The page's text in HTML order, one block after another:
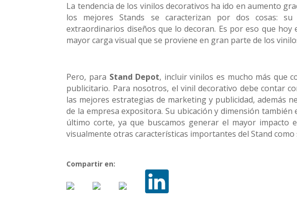
La tendencia de los vinilos decorativos ha ido en aumento
los mejores Stands se caracterizan por dos cosas:
extraordinarios diseños que lo decoran. Es por eso que hoy
mayor carga visual que se proviene en gran parte de los
Pero, para Stand Depot, incluir vinilos es mucho más que
publicitario. Para nosotros, el vinil decorativo debe contar
las mejores estrategias de marketing y publicidad, además
de la empresa expositora. Su ubicación y dimensión
último corte, ya que buscamos generar el mayor impacto
visualmente otras características importantes del Stand
Compartir en: